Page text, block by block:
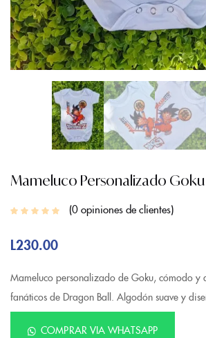
Mameluco Personalizado Goku
0opiniones de clientes
L230.00
Mameluco personalizado de Goku, cómodo y
fanáticos de Dragon Ball. Algodón suave y
COMPRAR VIA WHATSAPP